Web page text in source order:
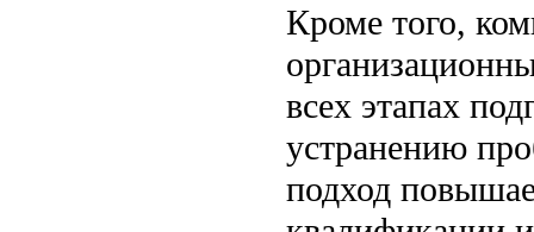
Кроме того,
всех этапах
устранению
подход